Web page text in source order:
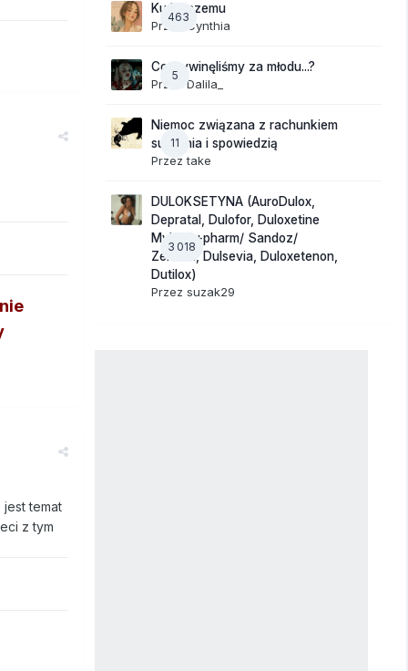
temat
z tym
463
Ku lepszemu
PrzezCynthia
5
Co wywinęliśmy za młodu...?
Przez Dalila_
11
Niemoc związana z rachunkiem
sumienia i spowiedzią
Przeztake
3 018
DULOKSETYNA (AuroDulox,
Depratal, Dulofor, Duloxetine
Mylan/ +pharm/ Sandoz/
Zentiva, Dulsevia, Duloxetenon,
Dutilox)
Przez suzak29